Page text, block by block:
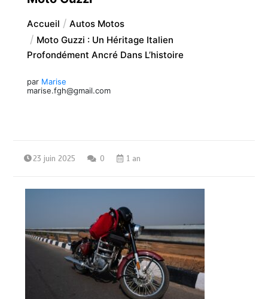
Accueil
Autos Motos
Moto Guzzi : Un Héritage Italien
Profondément Ancré Dans L’histoire
par Marise
marise.fgh@gmail.com
23 juin 2025 0 1 an